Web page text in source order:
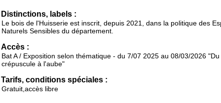
Distinctions, labels :
Le bois de l'Huisserie est inscrit, depuis 2021, dans la politique des
Naturels Sensibles du département.
Accès :
Bat A / Exposition selon thématique - du 7/07 2025 au 08/03/2026 "Du
crépuscule à l'aube"
Tarifs, conditions spéciales :
Gratuit,accès libre